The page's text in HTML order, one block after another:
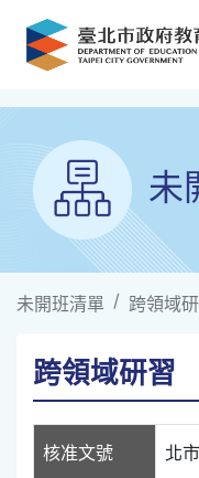
跳到主要內容
未
未開班清單 跨領域
跨領域研習
核准文號 北